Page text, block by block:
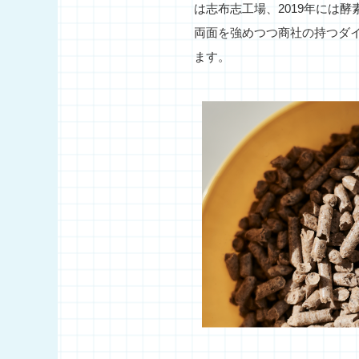
は志布志工場、2019年には酵
両面を強めつつ商社の持つダ
ます。